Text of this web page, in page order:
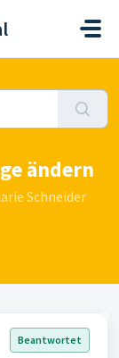
ändern
Schneider
Beantwortet